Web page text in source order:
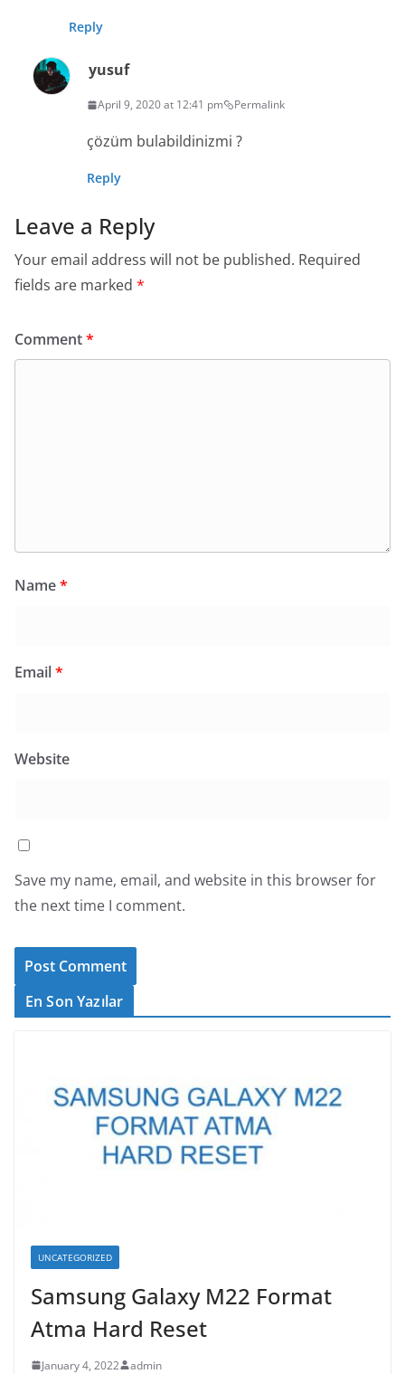
Reply
yusuf
April 9, 2020 at 12:41 pm Permalink
çözüm bulabildinizmi ?
Reply
Leave a Reply
Your email address will not be published. Required
fields are marked *
Comment*
Name*
Email*
Website
Save my name, email, and website in this browser for
the next time I comment.
En Son Yazılar
UNCATEGORIZED
Samsung Galaxy M22 Format
Atma Hard Reset
January 4, 2022 admin